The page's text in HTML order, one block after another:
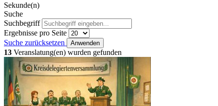
Sekunde(n)
Suche
Suchbegriff
Ergebnisse pro Seite
Suche zurücksetzen
Anwenden
13 Veranslatung(en) wurden gefunden